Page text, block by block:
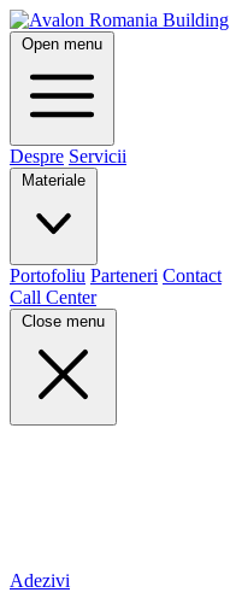
Open menu
Despre Servicii
Materiale
Portofoliu Parteneri Contact
Call Center
Close menu
Adezivi